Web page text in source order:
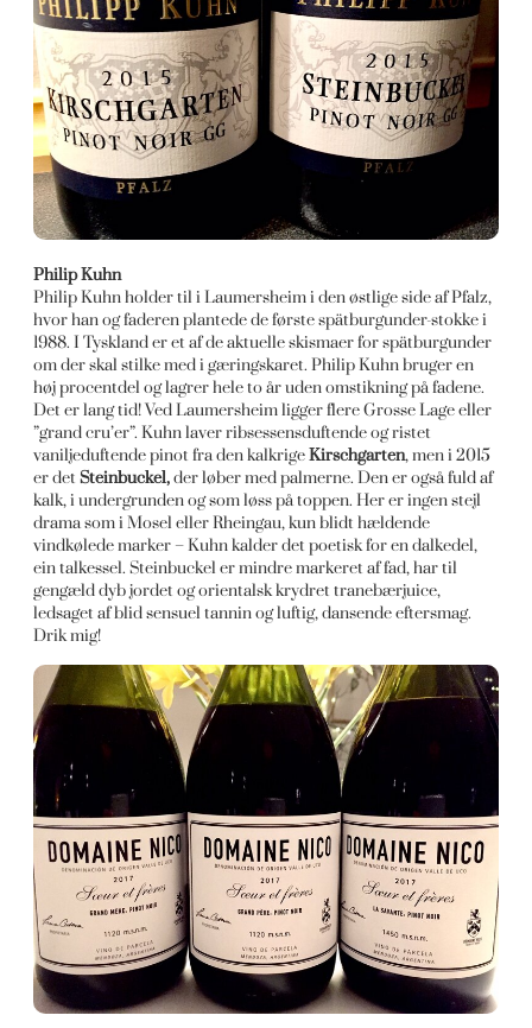
Philip Kuhn
Philip Kuhn holder til i Laumersheim i den østlige side af Pfalz,
hvor han og faderen plantede de første spätburgunder-stokke i
1988. I Tyskland er et af de aktuelle skismaer for spätburgunder
om der skal stilke med i gæringskaret. Philip Kuhn bruger en
høj procentdel og lagrer hele to år uden omstikning på fadene.
Det er lang tid! Ved Laumersheim ligger flere Grosse Lage eller
”grand cru’er”. Kuhn laver ribsessensduftende og ristet
vaniljeduftende pinot fra den kalkrigeKirschgarten, men i 2015
er detSteinbuckel,der løber med palmerne. Den er også fuld af
kalk, i undergrunden og som løss på toppen. Her er ingen stejl
drama som i Mosel eller Rheingau, kun blidt hældende
vindkølede marker – Kuhn kalder det poetisk for en dalkedel,
ein talkessel. Steinbuckel er mindre markeret af fad, har til
gengæld dyb jordet og orientalsk krydret tranebærjuice,
ledsaget af blid sensuel tannin og luftig, dansende eftersmag.
Drik mig!